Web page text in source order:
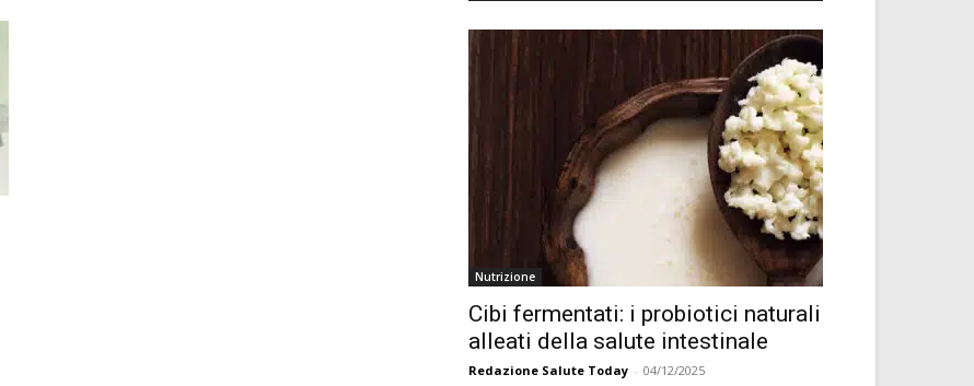
Nutrizione
Cibi fermentati: i probiotici naturali
alleati della salute intestinale
Redazione Salute Today - 04/12/2025